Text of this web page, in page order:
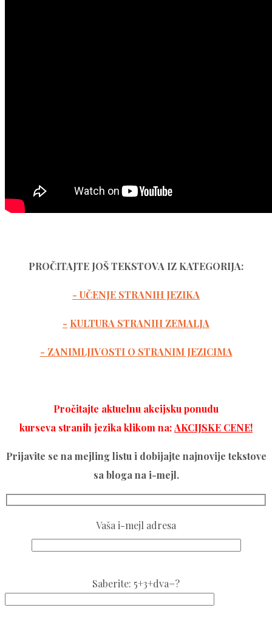
PROČITAJTE JOŠ TEKSTOVA IZ KATEGORIJA:
- UČENJE STRANIH JEZIKA
- KULTURA STRANIH ZEMALJA
- ZANIMLJIVOSTI O STRANIM JEZICIMA
Pročitajte aktuelnu akcijsku ponudu
kurseva stranih jezika klikom na:AKCIJSKE CENE!
Prijavite se na mejling listu i dobijajte najnovije tekstove
sa bloga na i-mejl.
Vaša i-mejl adresa
leave
Saberite: 5+3+dva=?